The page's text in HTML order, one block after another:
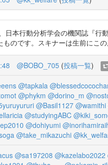
日本行動分析学会の機関誌『
ものです。スキナーは生前にこ
@BOBO_705 (投稿一覧)
@tapkala
@phykm @dorino_m
@Basil1127 @wamithi
@studyingABC
@dohiyumi
@take_mikazuchi
@sa197208 @kazelabo2022